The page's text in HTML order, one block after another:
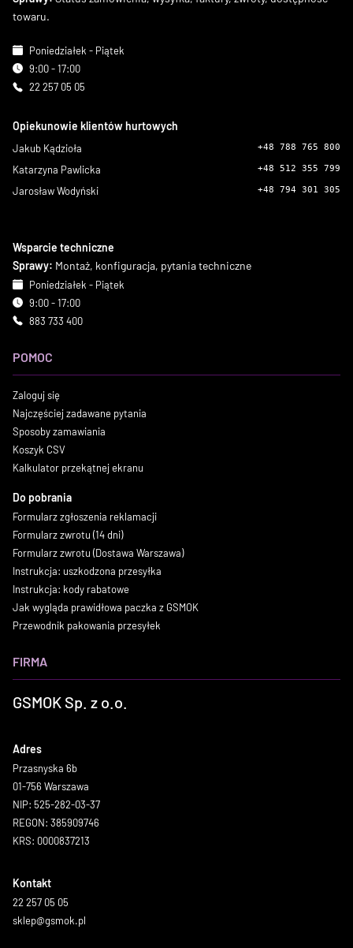
towaru.
Poniedziałek - Piątek
9:00 - 17:00
22 257 05 05
Opiekunowie klientów hurtowych
Jakub Kądzioła +48 788 765 800
Katarzyna Pawlicka +48 512 355 799
Jarosław Wodyński +48 794 301 305
Wsparcie techniczne
Sprawy: Montaż, konfiguracja, pytania techniczne
Poniedziałek - Piątek
9:00 - 17:00
883 733 400
POMOC
Zaloguj się
Najczęściej zadawane pytania
Sposoby zamawiania
Koszyk CSV
Kalkulator przekątnej ekranu
Do pobrania
Formularz zgłoszenia reklamacji
Formularz zwrotu (14 dni)
Formularz zwrotu (Dostawa Warszawa)
Instrukcja: uszkodzona przesyłka
Instrukcja: kody rabatowe
Jak wygląda prawidłowa paczka z GSMOK
Przewodnik pakowania przesyłek
FIRMA
GSMOK Sp. z o.o.
Adres
Przasnyska 6b
01-756 Warszawa
NIP: 525-282-03-37
REGON: 385909746
KRS: 0000837213
Kontakt
22 257 05 05
sklep@gsmok.pl